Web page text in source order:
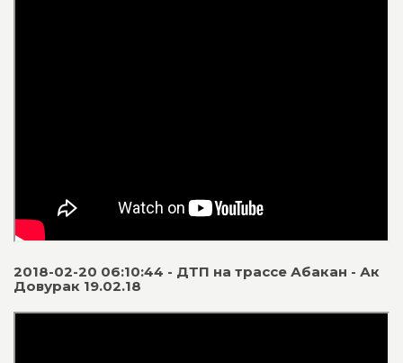
2018-02-20 06:10:44 - ДТП на трассе Абакан - Ак
Довурак 19.02.18